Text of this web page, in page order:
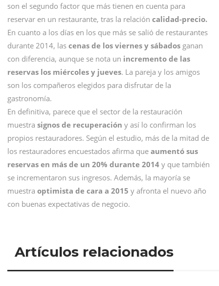
son el segundo factor que más tienen en cuenta para
reservar en un restaurante, tras la relación calidad-precio.
En cuanto a los días en los que más se salió de restaurantes
durante 2014, las cenas de los viernes y sábados ganan
con diferencia, aunque se nota un incremento de las
reservas los miércoles y jueves. La pareja y los amigos
son los compañeros elegidos para disfrutar de la
gastronomía.
En definitiva, parece que el sector de la restauración
muestra signos de recuperación y así lo confirman los
propios restauradores. Según el estudio, más de la mitad de
los restauradores encuestados afirma que aumentó sus
reservas en más de un 20% durante 2014 y que también
se incrementaron sus ingresos. Además, la mayoría se
muestra optimista de cara a 2015 y afronta el nuevo año
con buenas expectativas de negocio.
Artículos relacionados